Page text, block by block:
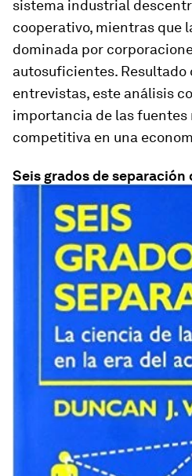
sistema industrial
cooperativo, mientras que
dominada por
autosuficientes. Resultado
entrevistas, este análisis
importancia de las fuentes
competitiva en una
Seis grados de separación